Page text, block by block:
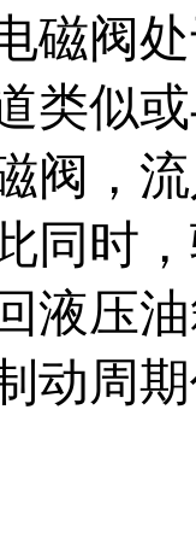
磁阀
类似
阀，
同时
液压
动周